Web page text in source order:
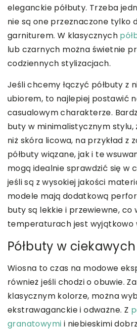
eleganckie półbuty. Trzeba
nie są one przeznaczone tylko
garniturem. W klasycznych
lub czarnych można świetnie
codziennych stylizacjach.
Jeśli chcemy łączyć półbuty z
ubiorem, to najlepiej postawić
casualowym charakterze.
buty w minimalistycznym stylu,
niż skóra licowa, na przykład z
półbuty wiązane, jak i te
mogą idealnie sprawdzić się w
jeśli są z wysokiej jakości
modele mają dodatkową
buty są lekkie i przewiewne, co
temperaturach jest wyjątkowo
Półbuty w
Wiosna to czas na modowe
również jeśli chodzi o obuwie.
klasycznym kolorze, można
ekstrawaganckie i odważne. Z
granatowymi i niebieskimi